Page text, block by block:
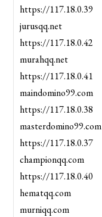
https://117.18.0.39
jurusqq.net
https://117.18.0.42
murahqq.net
https://117.18.0.41
maindomino99.com
https://117.18.0.38
masterdomino99.com
https://117.18.0.37
championqq.com
https://117.18.0.40
hematqq.com
murniqq.com